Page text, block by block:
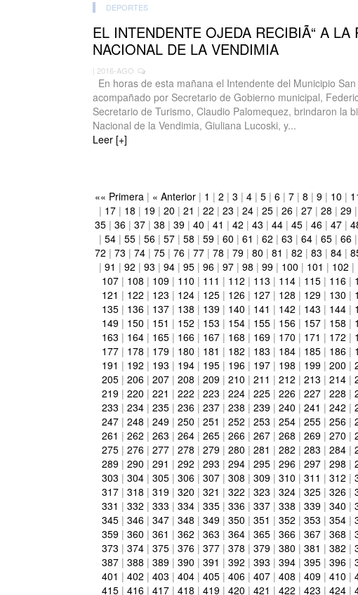
DEPORTES
EL INTENDENTE OJEDA RECIBIÃ“ A LA
NACIONAL DE LA VENDIMIA
| 2016-AGO
En horas de esta mañana el Intendente del Municipio
acompañado por Secretario de Gobierno municipal,
Secretario de Turismo, Claudio Palomequez, brindaron la
Nacional de la Vendimia, Giuliana Lucoski, y...
Leer [+]
«« Primera | « Anterior| 1 | 2 | 3 | 4| 5| 6| 7| 8 | 9| 10 |
| 17| 18 | 19| 20 | 21 | 22 | 23 | 24| 25| 26| 27| 28 | 29|
35| 36| 37| 38 | 39| 40 | 41 | 42 | 43 | 44| 45| 46| 47|
| 54| 55| 56| 57| 58 | 59| 60 | 61 | 62 | 63 | 64| 65| 66|
72 | 73 | 74| 75| 76| 77| 78 | 79| 80 | 81 | 82 | 83 | 84|
| 91 | 92 | 93 | 94| 95| 96| 97| 98 | 99| 100 | 101 | 102 |
107| 108 | 109| 110 | 111 | 112 | 113 | 114| 115| 116|
121 | 122 | 123 | 124| 125| 126| 127| 128 | 129| 130 |
135| 136| 137| 138 | 139| 140 | 141 | 142 | 143 | 144|
149| 150 | 151 | 152 | 153 | 154| 155| 156| 157| 158 |
163 | 164| 165| 166| 167| 168 | 169| 170 | 171 | 172 |
177| 178 | 179| 180 | 181 | 182 | 183 | 184| 185| 186|
191 | 192 | 193 | 194| 195| 196| 197| 198 | 199| 200 |
205| 206| 207| 208 | 209| 210 | 211 | 212 | 213 | 214|
219| 220 | 221 | 222 | 223 | 224| 225| 226| 227| 228 |
233 | 234| 235| 236| 237| 238 | 239| 240 | 241 | 242 |
247| 248 | 249| 250 | 251 | 252 | 253 | 254| 255| 256|
261 | 262 | 263 | 264| 265| 266| 267| 268 | 269| 270 |
275| 276| 277| 278 | 279| 280 | 281 | 282 | 283 | 284|
289| 290 | 291 | 292 | 293 | 294| 295| 296| 297| 298 |
303 | 304| 305| 306| 307| 308 | 309| 310 | 311 | 312 |
317| 318 | 319| 320 | 321 | 322 | 323 | 324| 325| 326|
331 | 332 | 333 | 334| 335| 336| 337| 338 | 339| 340 |
345| 346| 347| 348 | 349| 350 | 351 | 352 | 353 | 354|
359| 360 | 361 | 362 | 363 | 364| 365| 366| 367| 368 |
373 | 374| 375| 376| 377| 378 | 379| 380 | 381 | 382 |
387| 388 | 389| 390 | 391 | 392 | 393 | 394| 395| 396|
401 | 402 | 403 | 404| 405| 406| 407| 408 | 409| 410 |
415| 416| 417| 418 | 419| 420 | 421 | 422 | 423 | 424|